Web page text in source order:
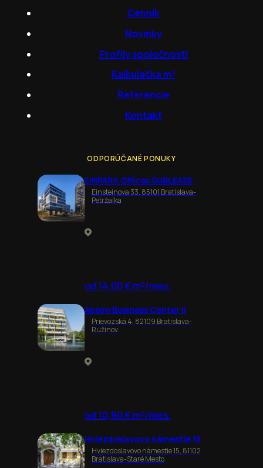
Cenník
Novinky
Profily spoločností
Kalkulačka m²
Referencie
Kontakt
ODPORÚČANÉ PONUKY
EINPARK Offices SUBLEASE
Einsteinova 33, 85101 Bratislava-
Petržalka
od 14,00 € m²/mes.
Apollo Business Center II
Prievozská 4, 82109 Bratislava-
Ružinov
od 10,90 € m²/mes.
Hviezdoslavovo námestie 15
Hviezdoslavovo námestie 15, 81102
Bratislava-Staré Mesto